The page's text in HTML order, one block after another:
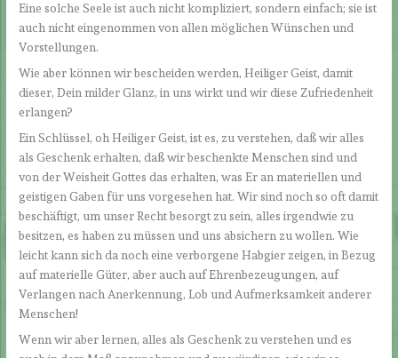
Eine solche Seele ist auch nicht kompliziert, sondern einfach; sie ist
auch nicht eingenommen von allen möglichen Wünschen und
Vorstellungen.
Wie aber können wir bescheiden werden, Heiliger Geist, damit
dieser, Dein milder Glanz, in uns wirkt und wir diese Zufriedenheit
erlangen?
Ein Schlüssel, oh Heiliger Geist, ist es, zu verstehen, daß wir alles
als Geschenk erhalten, daß wir beschenkte Menschen sind und
von der Weisheit Gottes das erhalten, was Er an materiellen und
geistigen Gaben für uns vorgesehen hat. Wir sind noch so oft damit
beschäftigt, um unser Recht besorgt zu sein, alles irgendwie zu
besitzen, es haben zu müssen und uns absichern zu wollen. Wie
leicht kann sich da noch eine verborgene Habgier zeigen, in Bezug
auf materielle Güter, aber auch auf Ehrenbezeugungen, auf
Verlangen nach Anerkennung, Lob und Aufmerksamkeit anderer
Menschen!
Wenn wir aber lernen, alles als Geschenk zu verstehen und es